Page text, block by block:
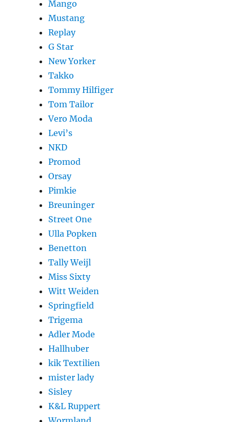
Mango
Mustang
Replay
G Star
New Yorker
Takko
Tommy Hilfiger
Tom Tailor
Vero Moda
Levi’s
NKD
Promod
Orsay
Pimkie
Breuninger
Street One
Ulla Popken
Benetton
Tally Weijl
Miss Sixty
Witt Weiden
Springfield
Trigema
Adler Mode
Hallhuber
kik Textilien
mister lady
Sisley
K&L Ruppert